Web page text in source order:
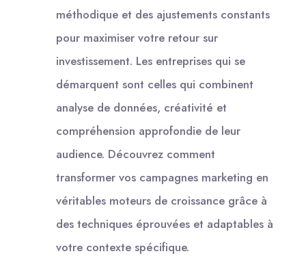
méthodique et des ajustements constants
pour maximiser votre retour sur
investissement. Les entreprises qui se
démarquent sont celles qui combinent
analyse de données, créativité et
compréhension approfondie de leur
audience. Découvrez comment
transformer vos campagnes marketing en
véritables moteurs de croissance grâce à
des techniques éprouvées et adaptables à
votre contexte spécifique.